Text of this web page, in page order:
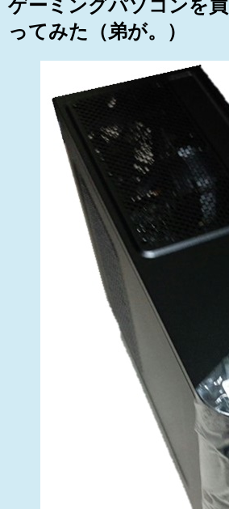
ゲーミングパソコンを買
ってみた（弟が。）